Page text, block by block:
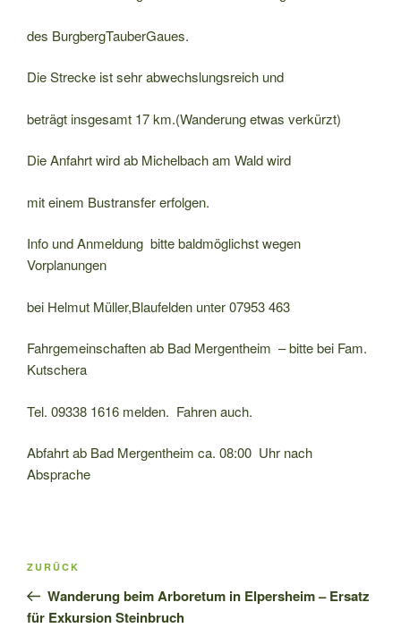
des BurgbergTauberGaues.
Die Strecke ist sehr abwechslungsreich und
beträgt insgesamt 17 km.(Wanderung etwas verkürzt)
Die Anfahrt wird ab Michelbach am Wald wird
mit einem Bustransfer erfolgen.
Info und Anmeldung bitte baldmöglichst wegen
Vorplanungen
bei Helmut Müller,Blaufelden unter 07953 463
Fahrgemeinschaften ab Bad Mergentheim – bitte bei Fam.
Kutschera
Tel. 09338 1616 melden. Fahren auch.
Abfahrt ab Bad Mergentheim ca. 08:00 Uhr nach
Absprache
Beitragsnavigation
Vorheriger
Beitrag
ZURÜCK
Wanderung beim Arboretum in Elpersheim – Ersatz
für Exkursion Steinbruch